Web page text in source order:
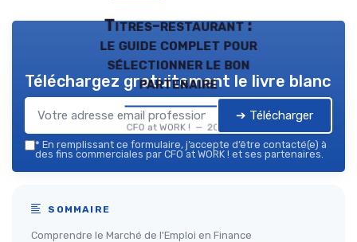
Titres-restaurant :
le guide complet pour
sélectionner le bon
partenaire
CFO at WORK ! — 2026
Téléchargez gratuitement le livre blanc
➔ Télécharger
* En remplissant ce formulaire, j’accepte d’être contacté(e) à
des fins commerciales par CFO at WORK ! et ses partenaires.
SOMMAIRE
Comprendre le Marché de l'Emploi en Finance